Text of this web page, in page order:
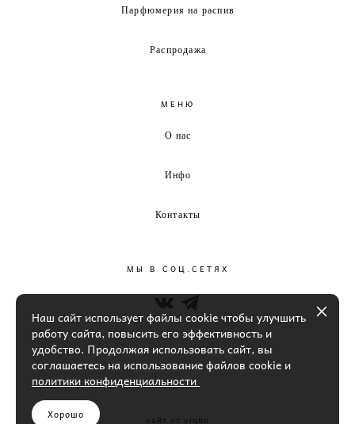
Парфюмерия на распив
Распродажа
МЕНЮ
О нас
Инфо
Контакты
МЫ В СОЦ.СЕТЯХ
сайт от vigbo
Наш сайт использует файлы cookie чтобы улучшить
работу сайта, повысить его эффективность и
удобство. Продолжая использовать сайт, вы
соглашаетесь на использование файлов cookie и
политики конфиденциальности
Хорошо